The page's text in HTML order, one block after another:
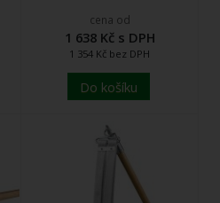
cena od
1 638 Kč s DPH
1 354 Kč bez DPH
Do košíku